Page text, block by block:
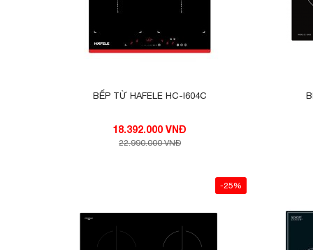
BẾP TỪ HAFELE HC-I604C
18.392.000 VNĐ
22.990.000 VNĐ
-25%